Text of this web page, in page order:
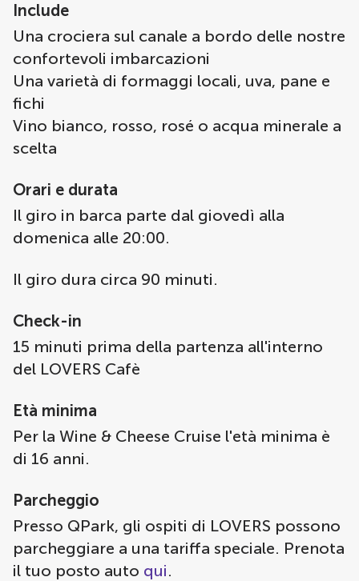
Include
Una crociera sul canale a bordo delle nostre
confortevoli imbarcazioni
Una varietà di formaggi locali, uva, pane e
fichi
Vino bianco, rosso, rosé o acqua minerale a
scelta
Orari e durata
Il giro in barca parte dal giovedì alla
domenica alle 20:00.
Il giro dura circa 90 minuti.
Check-in
15 minuti prima della partenza all'interno
del LOVERS Cafè
Età minima
Per la Wine & Cheese Cruise l'età minima è
di 16 anni.
Parcheggio
Presso QPark, gli ospiti di LOVERS possono
parcheggiare a una tariffa speciale. Prenota
il tuo posto auto qui.